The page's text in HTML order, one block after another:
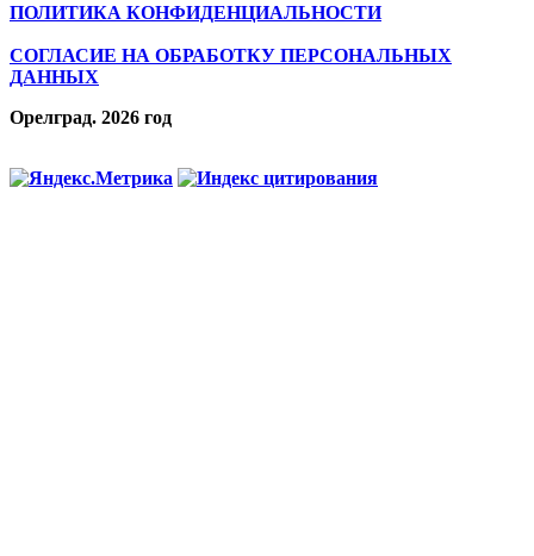
ПОЛИТИКА КОНФИДЕНЦИАЛЬНОСТИ
СОГЛАСИЕ НА ОБРАБОТКУ ПЕРСОНАЛЬНЫХ
ДАННЫХ
Орелград. 2026 год